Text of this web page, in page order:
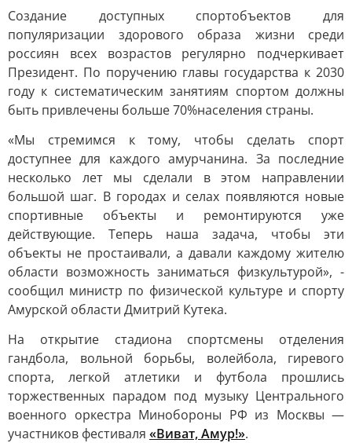
Создание доступных спортобъектов для
популяризации здорового образа жизни среди
россиян всех возрастов регулярно подчеркивает
Президент. По поручению главы государства к 2030
году к систематическим занятиям спортом должны
быть привлечены больше 70%населения страны.
«Мы стремимся к тому, чтобы сделать спорт
доступнее для каждого амурчанина. За последние
несколько лет мы сделали в этом направлении
большой шаг. В городах и селах появляются новые
спортивные объекты и ремонтируются уже
действующие. Теперь наша задача, чтобы эти
объекты не простаивали, а давали каждому жителю
области возможность заниматься физкультурой», -
сообщил министр по физической культуре и спорту
Амурской области Дмитрий Кутека.
На открытие стадиона спортсмены отделения
гандбола, вольной борьбы, волейбола, гиревого
спорта, легкой атлетики и футбола прошлись
торжественных парадом под музыку Центрального
военного оркестра Минобороны РФ из Москвы —
участников фестиваля «Виват, Амур!».